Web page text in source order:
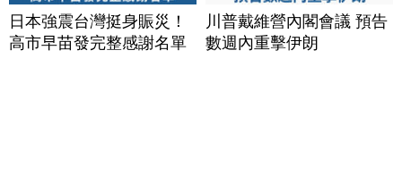
日本強震台灣挺身賑災！
高市早苗發完整感謝名單
川普戴維營內閣會議 預告
數週內重擊伊朗